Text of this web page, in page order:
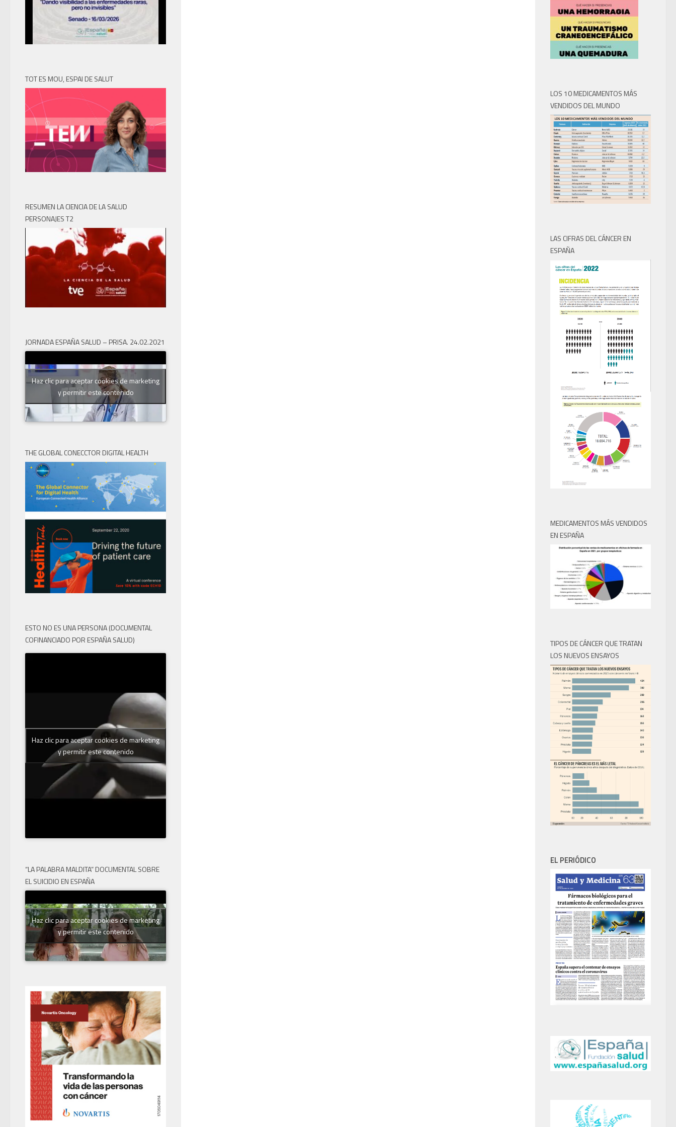
TOT ES MOU, ESPAI DE SALUT
RESUMEN LA CIENCIA DE LA SALUD
PERSONAJES T2
JORNADA ESPAÑA SALUD – PRISA. 24.02.2021
Haz clic para aceptar cookies de marketing
y permitir este contenido
THE GLOBAL CONECCTOR DIGITAL HEALTH
ESTO NO ES UNA PERSONA (DOCUMENTAL
COFINANCIADO POR ESPAÑA SALUD)
Haz clic para aceptar cookies de marketing
y permitir este contenido
“LA PALABRA MALDITA” DOCUMENTAL SOBRE
EL SUICIDIO EN ESPAÑA
Haz clic para aceptar cookies de marketing
y permitir este contenido
LOS 10 MEDICAMENTOS MÁS
VENDIDOS DEL MUNDO
LAS CIFRAS DEL CÁNCER EN
ESPAÑA
MEDICAMENTOS MÁS VENDIDOS
EN ESPAÑA
TIPOS DE CÁNCER QUE TRATAN
LOS NUEVOS ENSAYOS
EL PERIÓDICO